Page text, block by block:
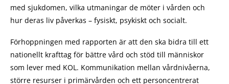
med sjukdomen, vilka utmaningar de möter i vården och
hur deras liv påverkas – fysiskt, psykiskt och socialt.
Förhoppningen med rapporten är att den ska bidra till ett
nationellt krafttag för bättre vård och stöd till människor
som lever med KOL. Kommunikation mellan vårdnivåerna,
större resurser i primärvården och ett personcentrerat